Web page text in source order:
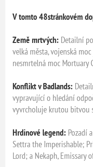
V tomto 48stránkovém
Země mrtvých: Detailní
velká města, vojenská
nesmrtelná moc Mortuary
Konflikt v Badlands:
vypravující o hledání
vyvrcholuje krutou bitvou
Hrdinové legend: Pozadí
Settra the Imperishable;
Lord; a Nekaph, Emissary